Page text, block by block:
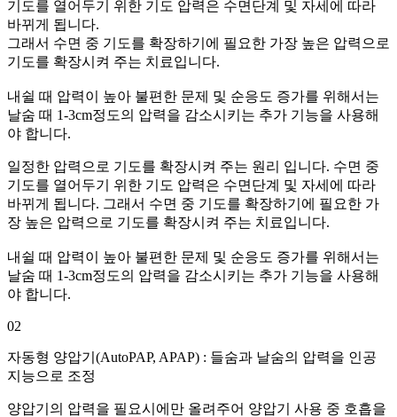
기도를 열어두기 위한 기도 압력은 수면단계 및 자세에 따라
바뀌게 됩니다.
그래서 수면 중 기도를 확장하기에 필요한 가장 높은 압력으로
기도를 확장시켜 주는 치료입니다.
내쉴 때 압력이 높아 불편한 문제 및 순응도 증가를 위해서는
날숨 때 1-3cm정도의 압력을 감소시키는 추가 기능을 사용해
야 합니다.
일정한 압력으로 기도를 확장시켜 주는 원리 입니다. 수면 중
기도를 열어두기 위한 기도 압력은 수면단계 및 자세에 따라
바뀌게 됩니다. 그래서 수면 중 기도를 확장하기에 필요한 가
장 높은 압력으로 기도를 확장시켜 주는 치료입니다.
내쉴 때 압력이 높아 불편한 문제 및 순응도 증가를 위해서는
날숨 때 1-3cm정도의 압력을 감소시키는 추가 기능을 사용해
야 합니다.
02
자동형 양압기(AutoPAP, APAP) : 들숨과 날숨의 압력을 인공
지능으로 조정
양압기의 압력을 필요시에만 올려주어 양압기 사용 중 호흡을